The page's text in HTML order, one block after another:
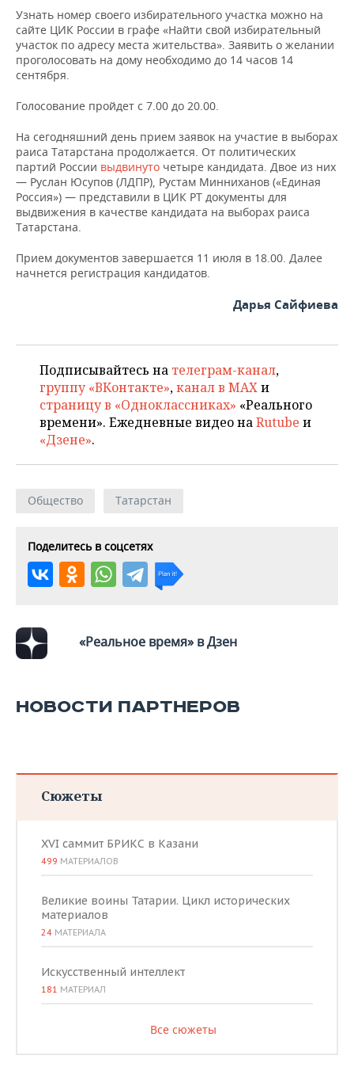
ВОДНЫЕ ВИДЫ СПОРТА
ХОККЕЙ С МЯЧОМ
ОБРАЗОВАНИЕ
ПРОИСШЕСТВИЯ
Узнать номер своего избирательного участка можно на
сайте ЦИК России в графе «Найти свой избирательный
участок по адресу места жительства». Заявить о желании
проголосовать на дому необходимо до 14 часов 14
сентября.
Голосование пройдет с 7.00 до 20.00.
На сегодняшний день прием заявок на участие в выборах
раиса Татарстана продолжается. От политических
партий России выдвинуто четыре кандидата. Двое из них
— Руслан Юсупов (ЛДПР), Рустам Минниханов («Единая
Россия») — представили в ЦИК РТ документы для
выдвижения в качестве кандидата на выборах раиса
Татарстана.
Прием документов завершается 11 июля в 18.00. Далее
начнется регистрация кандидатов.
Дарья Сайфиева
Подписывайтесь на телеграм-канал,
группу «ВКонтакте»,канал в MAXи
страницу в «Одноклассниках» «Реального
времени». Ежедневные видео наRutube и
«Дзене».
Общество Татарстан
Поделитесь в соцсетях
«Реальное время» в Дзен
НОВОСТИ ПАРТНЕРОВ
Сюжеты
XVI саммит БРИКС в Казани
499 МАТЕРИАЛОВ
Великие воины Татарии. Цикл исторических
материалов
24 МАТЕРИАЛА
Искусственный интеллект
181 МАТЕРИАЛ
Все сюжеты